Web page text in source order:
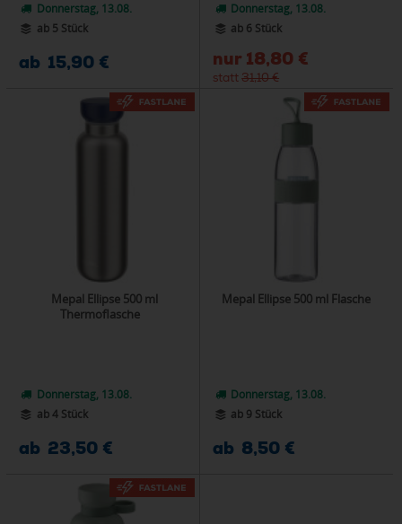
Donnerstag, 13.08.
ab 5 Stück
ab 15,90 €
Donnerstag, 13.08.
ab 6 Stück
nur 18,80 €
statt31,10 €
Mepal Ellipse 500 ml
Thermoflasche
Donnerstag, 13.08.
ab 4 Stück
ab 23,50 €
Mepal Ellipse 500 ml Flasche
Donnerstag, 13.08.
ab 9 Stück
ab 8,50 €